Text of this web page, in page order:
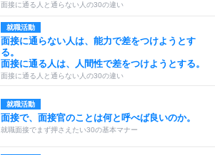
面接に通る人と通らない人の30の違い
就職活動
面接に通らない人は、能力で差をつけようとす
る。
面接に通る人は、人間性で差をつけようとする。
面接に通る人と通らない人の30の違い
就職活動
面接で、面接官のことは何と呼べば良いのか。
就職面接でまず押さえたい30の基本マナー